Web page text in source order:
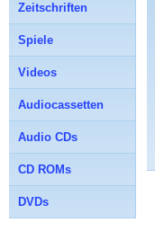
Zeitschriften
Spiele
Videos
Audiocassetten
Audio CDs
CD ROMs
DVDs